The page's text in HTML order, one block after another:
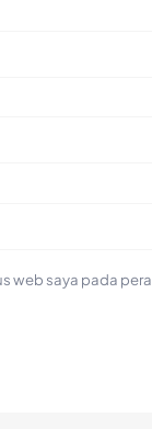
web saya pada